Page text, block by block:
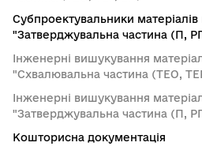
Субпроектувальники матеріалів
"Затверджувальна частина (П,
Інженерні вишукування
"Схвалювальна частина (ТЕО,
Інженерні вишукування
"Затверджувальна частина (П,
Кошторисна документація